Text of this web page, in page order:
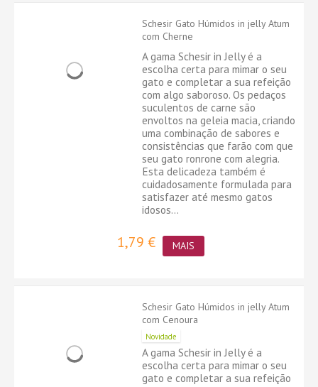
Schesir Gato Húmidos in jelly Atum
com Cherne
A gama Schesir in Jelly é a
escolha certa para mimar o seu
gato e completar a sua refeição
com algo saboroso. Os pedaços
suculentos de carne são
envoltos na geleia macia, criando
uma combinação de sabores e
consistências que farão com que
seu gato ronrone com alegria.
Esta delicadeza também é
cuidadosamente formulada para
satisfazer até mesmo gatos
idosos...
1,79 € MAIS
Schesir Gato Húmidos in jelly Atum
com Cenoura
Novidade
A gama Schesir in Jelly é a
escolha certa para mimar o seu
gato e completar a sua refeição